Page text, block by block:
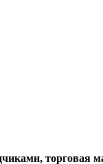
торговая